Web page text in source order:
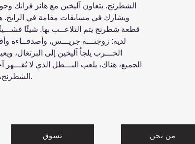
الشطرنج. يتعاون آليخين مع هانز فرانك
ويشارك في مسابقات مقامة في
قطعة شطرنج يتم التلاعــب بها. شيئًا
لديه: زوجتـــه جريـــس، وأصدقــاءه
الحـــرب يلجأ آليخين إلى البرتغال،
الجميع، هناك، يلعب البـــطل الذي لا
الشطرنج، ولكن الأهم، عن كيف تكون ذاتك.
تسوق من نحن